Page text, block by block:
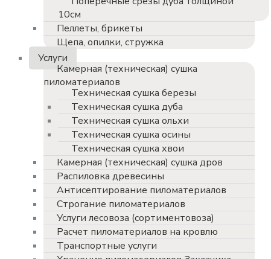
10см
Пеллеты, брикеты
Щепа, опилки, стружка
Услуги
Камерная (техническая) сушка
пиломатериалов
Техническая сушка березы
Техническая сушка дуба
Техническая сушка ольхи
Техническая сушка осины
Техническая сушка хвои
Камерная (техническая) сушка дров
Распиловка древесины
Антисептирование пиломатериалов
Строгание пиломатериалов
Услуги лесовоза (сортиментовоза)
Расчет пиломатериалов на кровлю
Транспортные услуги